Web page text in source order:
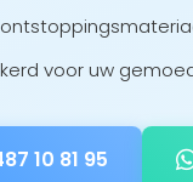
voor uw
10 81 95